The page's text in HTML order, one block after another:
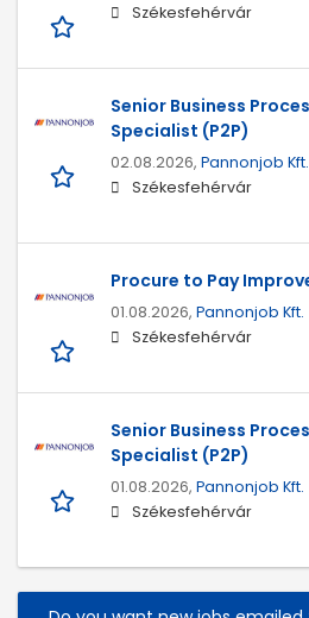
Székesfehérvár
Senior Business
Specialist (P2P)
02.08.2026, Pannonjob Kft.
Székesfehérvár
Procure to Pay
01.08.2026, Pannonjob Kft.
Székesfehérvár
Senior Business
Specialist (P2P)
01.08.2026, Pannonjob Kft.
Székesfehérvár